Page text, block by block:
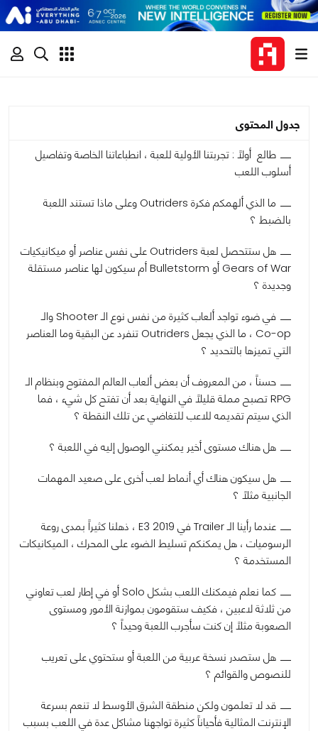
جدول المحتوى
طالع أولاً : تجربتنا الأولية للعبة ، انطباعاتنا الخاصة وتفاصيل
أسلوب اللعب
ما الذي ألهمكم فكرة Outriders وعلى ماذا تستند اللعبة
بالضبط ؟
هل ستتحصل لعبة Outriders على نفس عناصر أو ميكانيكيات
Gears of War أو Bulletstorm أم سيكون لها عناصر مستقلة
وجديدة ؟
في ضوء تواجد ألعاب كثيرة من نفس نوع الـ Shooter والـ
Co-op ، ما الذي يجعل Outriders تنفرد عن البقية وما العناصر
التي تميزها بالتحديد ؟
حسناً ، من المعروف أن بعض ألعاب العالم المفتوح وبنظام الـ
RPG تصبح مملة قليلاً في النهاية بعد أن تفتح كل شيء ، فما
الذي سيتم تقديمه للاعب للتغاضي عن تلك النقطة ؟
هل هناك مستوى أخير يمكنني الوصول إليه في اللعبة ؟
هل سيكون هناك أي أنماط لعب أخرى على صعيد المهمات
الجانبية مثلاً ؟
عندما رأينا الـ Trailer في E3 2019 ، ذهلنا كثيراً بمدى روعة
الرسوميات ، هل يمكنكم تسليط الضوء على المحرك ، الميكانيكات
المستخدمة ؟
كما نعلم فيمكنك اللعب بشكل Solo أو في إطار لعب تعاوني
من ثلاثة لاعبين ، فكيف ستقومون بموازنة الأمور ومستوى
الصعوبة مثلاً إن كنت سأجرب اللعبة وحيداً ؟
هل ستصدر نسخة عربية من اللعبة أو ستحتوي على تعريب
للنصوص والقوائم ؟
قد لا تعلمون ولكن منطقة الشرق الأوسط لا تنعم بسرعة
الإنترنت المثالية فأحياناً كثيرة تواجهنا مشاكل عدة في اللعب بسبب